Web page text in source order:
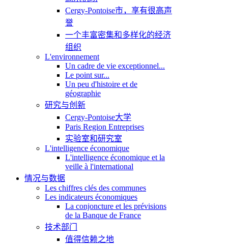
Cergy-Pontoise市，享有很高声
誉
一个丰富密集和多样化的经济
组织
L'environnement
Un cadre de vie exceptionnel...
Le point sur...
Un peu d'histoire et de
géographie
研究与创新
Cergy-Pontoise大学
Paris Region Entreprises
实验室和研究室
L'intelligence économique
L'intelligence économique et la
veille à l'international
情况与数据
Les chiffres clés des communes
Les indicateurs économiques
La conjoncture et les prévisions
de la Banque de France
技术部门
值得信赖之地